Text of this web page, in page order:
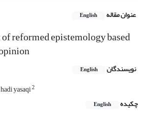
عنوان مقاله English
reformed epistemology based
نویسندگان English
hadi yasaqi2
چکیده English